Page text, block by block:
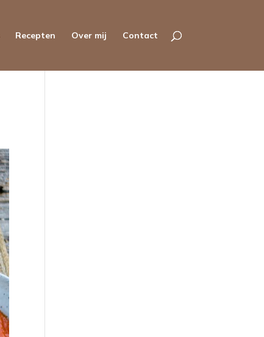
Recepten Over mij Contact